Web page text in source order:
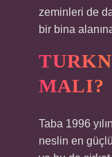
zeminleri de
bir bina
MALI?
Taba 1996
neslin en